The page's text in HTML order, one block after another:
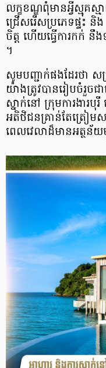
លក្ខខណ្ឌពុំមានអ្វីស្មុគស្ម
ជ្រើសរើសប្រភេទផ្ទះ
ចិត្ត ហើយធ្វើការកក់ នឹ
។
សូមបញ្ជាក់ផងដែរថា ស
យ៉ាងត្រូវបានរៀបចំរួចជ
ស្នាក់នៅ ក្រុមការងារបុ
អតិថិជនគ្រាន់តែត្រៀមសម្
ពេលវេលាដ៏មានអត្ថន័